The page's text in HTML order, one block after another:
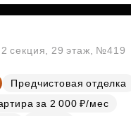
секция, 29 этаж, №419
Предчистовая отделка
за 2 000 ₽/мес